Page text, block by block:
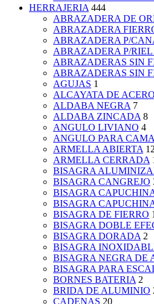
HERRAJERIA 444
ABRAZADERA DE
ABRAZADERA
ABRAZADERA P/
ABRAZADERA P/RIEL
ABRAZADERAS SIN
ABRAZADERAS SIN
AGUJAS 1
ALCAYATA DE ACERO
ALDABA NEGRA 7
ALDABA ZINCADA 8
ANGULO LIVIANO 4
ANGULO PARA CAMA
ARMELLA ABIERTA 12
ARMELLA CERRADA
BISAGRA
BISAGRA CANGREJO
BISAGRA
BISAGRA
BISAGRA DE FIERRO
BISAGRA DOBLE
BISAGRA DORADA 2
BISAGRA
BISAGRA NEGRA DE
BISAGRA PARA
BORNES BATERIA 2
BRIDA DE ALUMINIO
CADENAS 20